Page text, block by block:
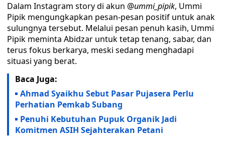
Dalam Instagram story di akun @ummi_pipik, Ummi
Pipik mengungkapkan pesan-pesan positif untuk anak
sulungnya tersebut. Melalui pesan penuh kasih, Ummi
Pipik meminta Abidzar untuk tetap tenang, sabar, dan
terus fokus berkarya, meski sedang menghadapi
situasi yang berat.
Baca Juga:
Ahmad Syaikhu Sebut Pasar Pujasera Perlu
Perhatian Pemkab Subang
Penuhi Kebutuhan Pupuk Organik Jadi
Komitmen ASIH Sejahterakan Petani